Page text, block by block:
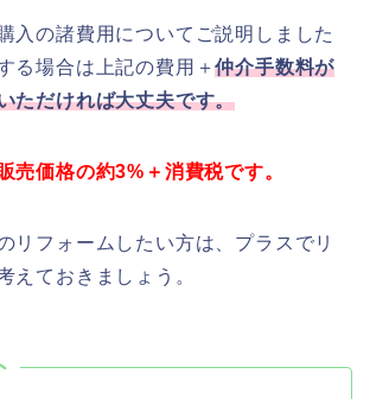
入の諸費用についてご説明しました
る場合は上記の費用＋仲介手数料が
ただければ大丈夫です。
売価格の約3%＋消費税です。
リフォームしたい方は、プラスでリ
えておきましょう。